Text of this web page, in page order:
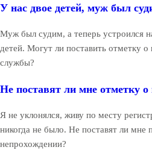
У нас двое детей, муж был
Муж был судим, а теперь устроился
детей. Могут ли поставить отметку
службы?
Не поставят ли мне отметку о
Я не уклонялся, живу по месту
никогда не было. Не поставят ли мне
непрохождении?